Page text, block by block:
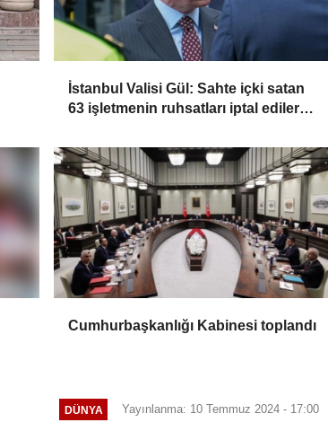
İstanbul Valisi Gül: Sahte içki satan
63 işletmenin ruhsatları iptal edilerek
Cumhurbaşkanlığı Kabinesi toplandı
DÜNYA Yayınlanma: 10 Temmuz 2024 - 17:00